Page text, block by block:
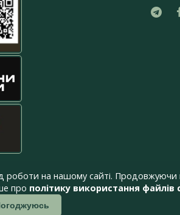
на нашому сайті. Продовжуючи
про політику використання файлів